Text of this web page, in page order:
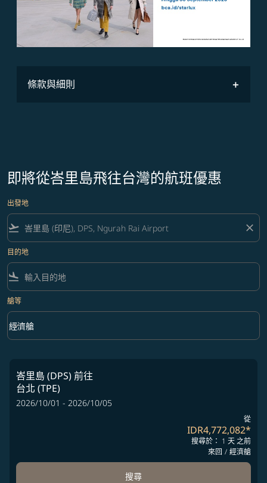
條款與細則
產品說明
即將從峇里島飛往台灣的航班優惠
出發地
flight_takeoff close
目的地
flight_land
艙等
艙等 option 經濟艙 Selected
經濟艙
keyboard_arrow_down
峇里島 (DPS)前往
台北 (TPE)
2026/10/01 - 2026/10/05
從
IDR4,772,082*
搜尋於： 1 天 之前
來回 / 經濟艙
搜尋